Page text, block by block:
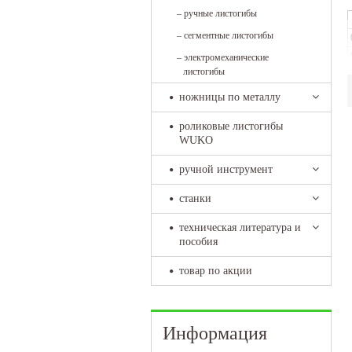
– ручные листогибы
– сегментные листогибы
– электромеханические
листогибы
ножницы по металлу
роликовые листогибы
WUKO
ручной инструмент
станки
техническая литература и
пособия
товар по акции
Информация